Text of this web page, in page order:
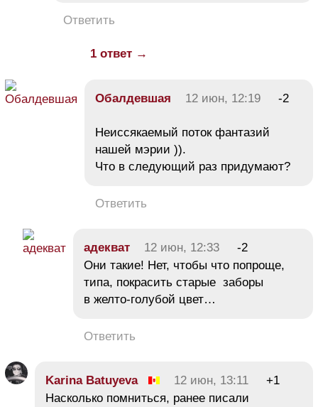
Ответить
1 ответ →
Обалдевшая 12 июн, 12:19 -2
Неиссякаемый поток фантазий
нашей мэрии )).
Что в следующий раз придумают?
Ответить
адекват 12 июн, 12:33
-2
Они такие! Нет, чтобы что попроще,
типа, покрасить старые заборы
в желто-голубой цвет…
Ответить
Karina Batuyeva 12 июн, 13:11
+1
Насколько помниться, ранее писали